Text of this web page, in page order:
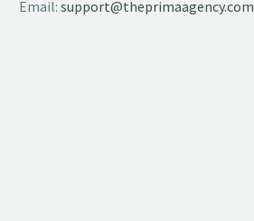
Email: support@theprimaagency.com